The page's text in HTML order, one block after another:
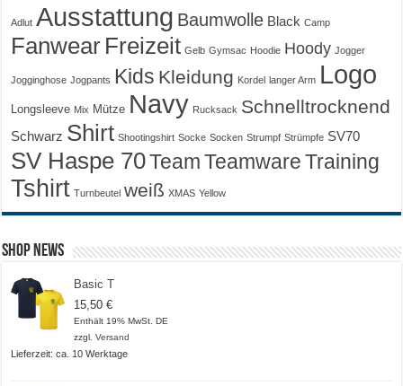
Adlut Ausstattung Baumwolle Black Camp
Fanwear Freizeit Gelb Gymsac Hoodie Hoody Jogger
Jogginghose Jogpants Kids Kleidung Kordel langer Arm Logo
Longsleeve Mix Mütze Navy Rucksack Schnelltrocknend
Schwarz Shirt Shootingshirt Socke Socken Strumpf Strümpfe SV70
SV Haspe 70Team Teamware Training
Tshirt Turnbeutel weiß XMAS Yellow
Shop News
Basic T
15,50€
Enthält 19% MwSt. DE
zzgl.Versand
Lieferzeit: ca. 10 Werktage